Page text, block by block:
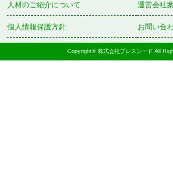
人材のご紹介について 運営会社
個人情報保護方針 お問い合
Copyright© 株式会社プレスシード All